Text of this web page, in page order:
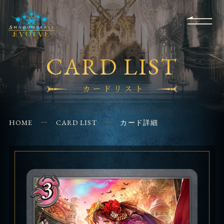
Q&A
EVENT SHOPS
FOR
BEGINNERS
APPLICATION
CONTACT
CARD LIST
カードリスト
HOME CARD LIST カード詳細